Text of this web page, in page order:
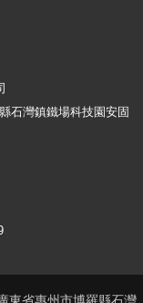
石灣鎮鐵場科技園安固
東省惠州市博羅縣石灣